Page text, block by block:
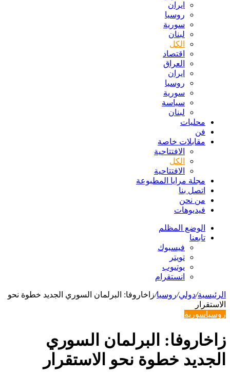
ايران
روسيا
سورية
لبنان
الكل
اقتصاد
العراق
ايران
روسيا
سورية
سياسة
لبنان
محليات
فن
مقابلات خاصة
الافتتاحیة
الكل
الافتتاحیة
مجلة مرايا المطبوعة
اتصل بنا
من نحن
فيديوهات
الوضع المظلم
تابعنا
فيسبوك
تويتر
يوتيوب
انستقرام
الرئيسية/دولي/روسيا/زاخاروفا: البرلمان السوري الجديد خطوة نحو
الاستقرار
روسياسورية
زاخاروفا: البرلمان السوري
الجديد خطوة نحو الاستقرار